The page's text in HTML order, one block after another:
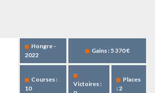
Hongre -
2022
Gains : 5 370 €
Courses :
10
Victoires :
Places
: 2